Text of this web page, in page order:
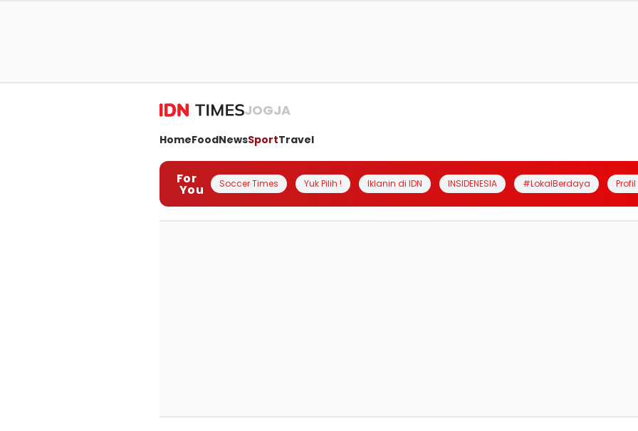
JOGJA
HomeFoodNewsSportTravel
For
You Soccer Times Yuk Pilih ! Iklanin di IDN INSIDENESIA #LokalBerdaya